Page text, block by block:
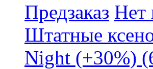
Предзаказ Нет
Штатные
Night (+30%)